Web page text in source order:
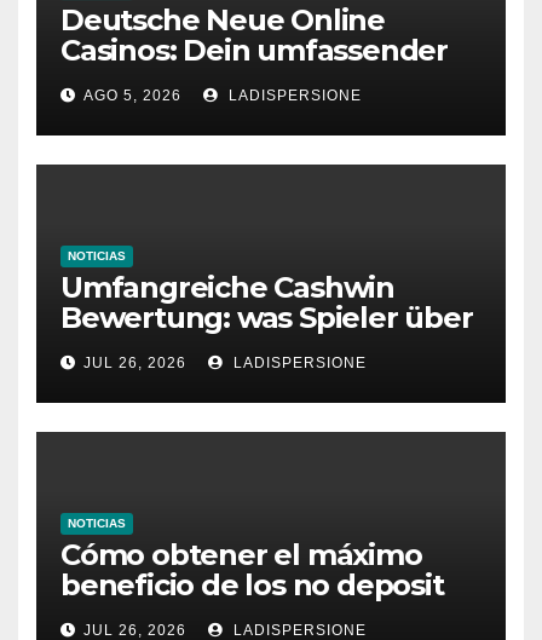
Deutsche Neue Online
Casinos: Dein umfassender
Ratgeber für moderne
Glücksspielplattformen
AGO 5, 2026 LADISPERSIONE
NOTICIAS
Umfangreiche Cashwin
Bewertung: was Spieler über
dieses Casino denken
JUL 26, 2026 LADISPERSIONE
NOTICIAS
Cómo obtener el máximo
beneficio de los no deposit
bonus codes de roby casino
JUL 26, 2026 LADISPERSIONE